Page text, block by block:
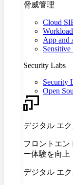
脅威管理
Cloud
App and
Sensitive
Security Labs
Security
Open
デジタル エ
フロントエン
ー体験を向上
デジタル エ